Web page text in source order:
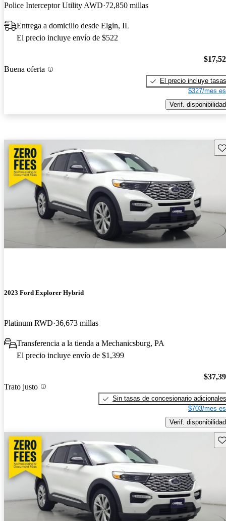
Police Interceptor Utility AWD 72,850 millas
Entrega a domicilio desde Elgin, IL
El precio incluye envío de $522
Buena oferta
El precio incluye tasas
$327/mes
Verif. disponibilidad
2023 Ford Explorer Hybrid
Platinum RWD 36,673 millas
Transferencia a la tienda a Mechanicsburg, PA
El precio incluye envío de $1,399
Trato justo
Sin tasas de concesionario adicionales
$703/mes
Verif. disponibilidad